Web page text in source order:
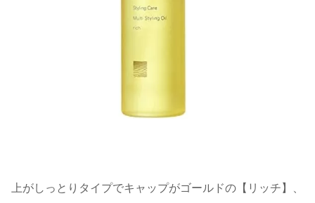
上がしっとりタイプでキャップがゴールドの【リッチ】、